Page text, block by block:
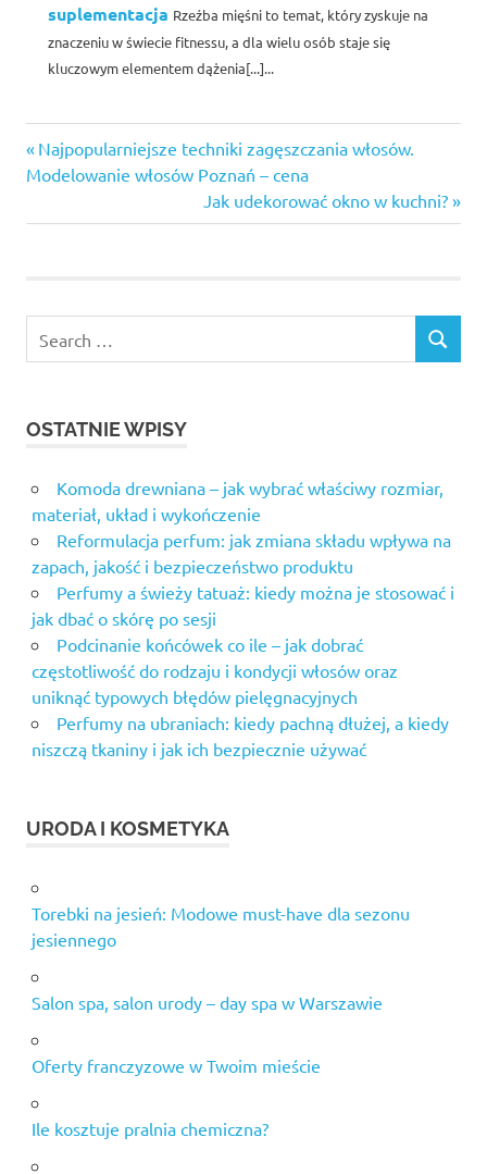
suplementacja Rzeźba mięśni to temat, który zyskuje na
znaczeniu w świecie fitnessu, a dla wielu osób staje się
kluczowym elementem dążenia[...]...
crossfit
odchudzające
poznań
joga
kurs trenera
personalnego
modelowanie
sylwetki
odżywki
rzeźbę
ranking
spalaczy
tłuszczu
na rzeźbę
Extreme
Mega
Caps
trening
na
poznań
Używany
sprzęt
na
Nawigacja
Previous
Post:
Najpopularniejsze techniki zagęszczania włosów.
Modelowanie włosów Poznań – cena
Next
Post:
Jak udekorować okno w kuchni?
OSTATNIE WPISY
Komoda drewniana – jak wybrać właściwy rozmiar,
materiał, układ i wykończenie
Reformulacja perfum: jak zmiana składu wpływa na
zapach, jakość i bezpieczeństwo produktu
Perfumy a świeży tatuaż: kiedy można je stosować i
jak dbać o skórę po sesji
Podcinanie końcówek co ile – jak dobrać
częstotliwość do rodzaju i kondycji włosów oraz
uniknąć typowych błędów pielęgnacyjnych
Perfumy na ubraniach: kiedy pachną dłużej, a kiedy
niszczą tkaniny i jak ich bezpiecznie używać
URODA I KOSMETYKA
Torebki na jesień: Modowe must-have dla sezonu
jesiennego
Salon spa, salon urody – day spa w Warszawie
Oferty franczyzowe w Twoim mieście
Ile kosztuje pralnia chemiczna?